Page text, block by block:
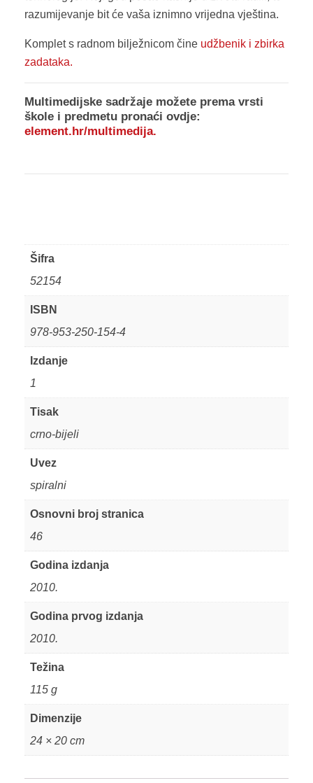
razumijevanje bit će vaša iznimno vrijedna vještina.
Komplet s radnom bilježnicom čine udžbenik i zbirka
zadataka.
Multimedijske sadržaje možete prema vrsti
škole i predmetu pronaći ovdje:
element.hr/multimedija.
Šifra
52154
ISBN
978-953-250-154-4
Izdanje
1
Tisak
crno-bijeli
Uvez
spiralni
Osnovni broj stranica
46
Godina izdanja
2010.
Godina prvog izdanja
2010.
Težina
115 g
Dimenzije
24 × 20 cm